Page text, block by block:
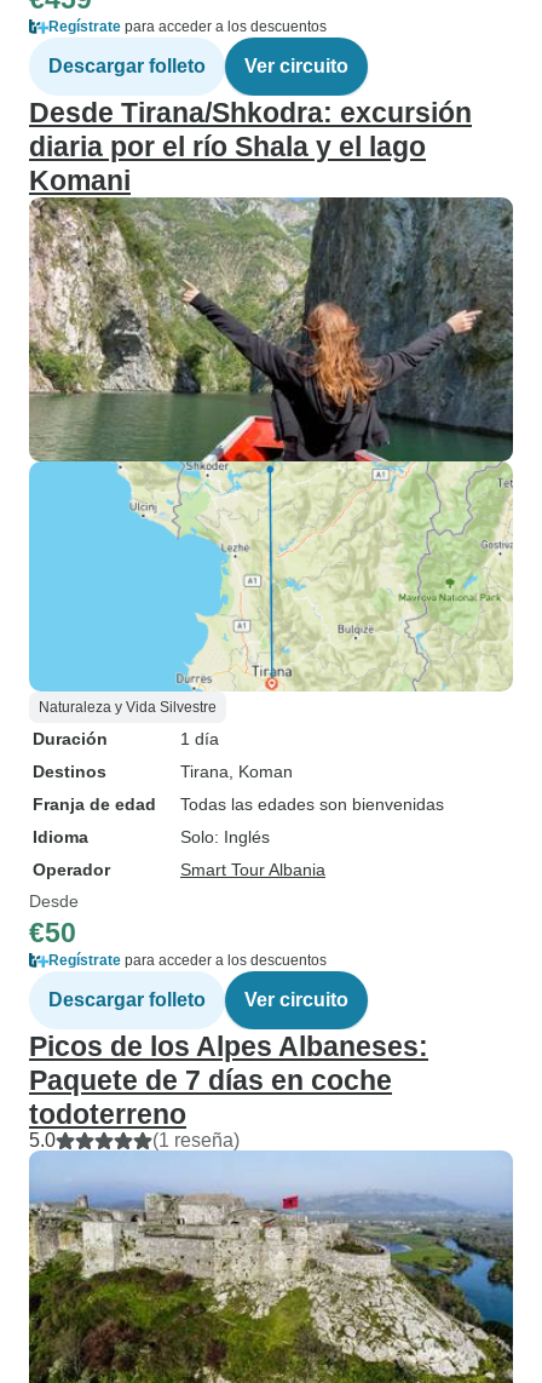
Regístrate para acceder a los descuentos
Descargar folleto Ver circuito
Desde Tirana/Shkodra: excursión
diaria por el río Shala y el lago
Komani
Naturaleza y Vida Silvestre
Duración
1 día
Destinos
Tirana , Koman
Franja de edad
Todas las edades son bienvenidas
Idioma
Solo: Inglés
Operador
Smart Tour Albania
Desde
€50
Regístrate para acceder a los descuentos
Descargar folleto Ver circuito
Picos de los Alpes Albaneses:
Paquete de 7 días en coche
todoterreno
5.0 (1 reseña)